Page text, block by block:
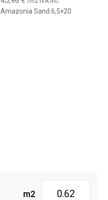
Amazonia Sand 6,5×20
m2